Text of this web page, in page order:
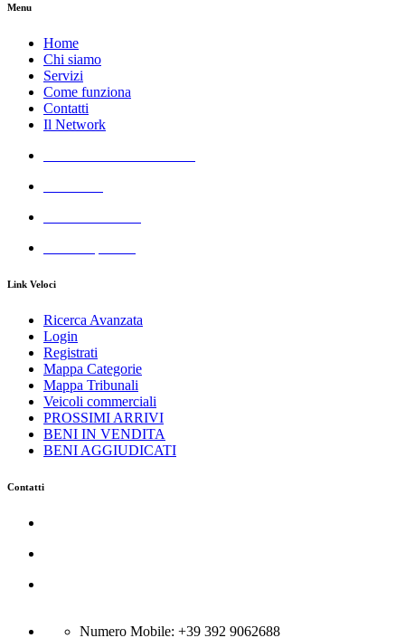
Menu
Home
Chi siamo
Servizi
Come funziona
Contatti
Il Network
Link Veloci
Ricerca Avanzata
Login
Registrati
Mappa Categorie
Mappa Tribunali
Veicoli commerciali
PROSSIMI ARRIVI
BENI IN VENDITA
BENI AGGIUDICATI
Contatti
Numero Mobile: +39 392 9062688